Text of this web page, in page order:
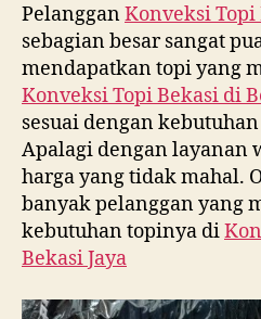
PelangganKonveksi Topi
sebagian besar sangat
mendapatkan topi yang
Konveksi Topi Bekasi di
sesuai dengan
Apalagi dengan layanan
harga yang tidak mahal.
banyak pelanggan yang
kebutuhan topinya di
Bekasi Jaya